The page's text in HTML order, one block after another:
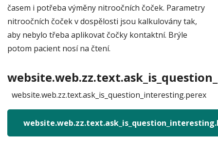
časem i potřeba výměny nitroočních čoček. Parametry
nitroočních čoček v dospělosti jsou kalkulovány tak,
aby nebylo třeba aplikovat čočky kontaktní. Brýle
potom pacient nosí na čtení.
website.web.zz.text.ask_is_question_interesting.perex